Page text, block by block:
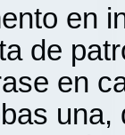
en
de
en